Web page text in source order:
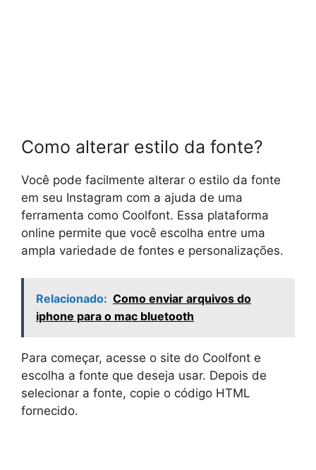
Como alterar estilo da fonte?
Você pode facilmente alterar o estilo da fonte
em seu Instagram com a ajuda de uma
ferramenta como Coolfont. Essa plataforma
online permite que você escolha entre uma
ampla variedade de fontes e personalizações.
Relacionado: Como enviar arquivos do
iphone para o mac bluetooth
Para começar, acesse o site do Coolfont e
escolha a fonte que deseja usar. Depois de
selecionar a fonte, copie o código HTML
fornecido.